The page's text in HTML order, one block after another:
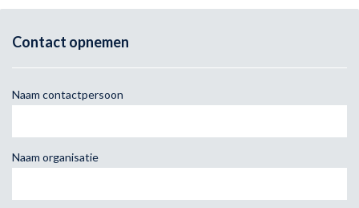
Contact opnemen
Naam contactpersoon
Naam organisatie